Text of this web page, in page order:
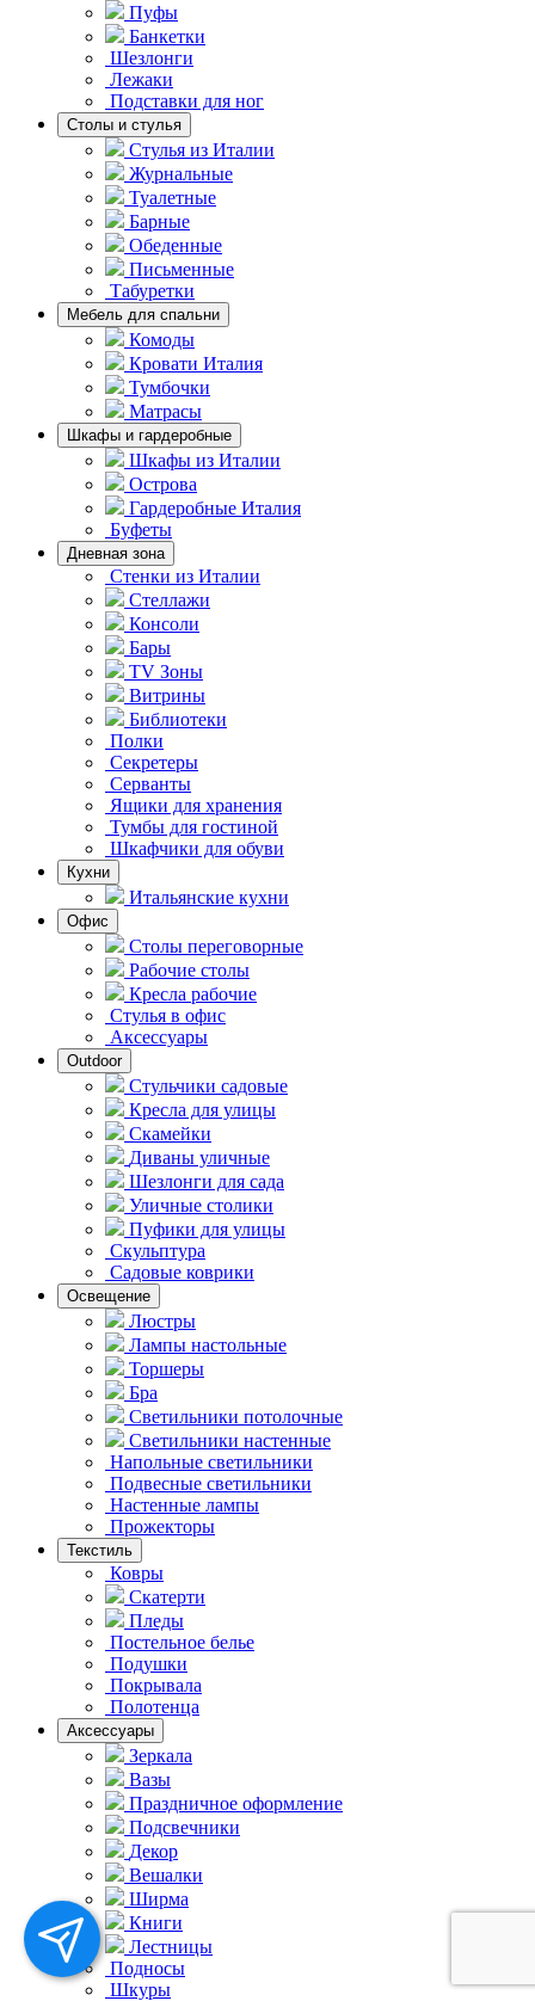
Пуфы
Банкетки
Шезлонги
Лежаки
Подставки для ног
Столы и стулья
Стулья из Италии
Журнальные
Туалетные
Барные
Обеденные
Письменные
Табуретки
Мебель для спальни
Комоды
Кровати Италия
Тумбочки
Матрасы
Шкафы и гардеробные
Шкафы из Италии
Острова
Гардеробные Италия
Буфеты
Дневная зона
Стенки из Италии
Стеллажи
Консоли
Бары
TV Зоны
Витрины
Библиотеки
Полки
Секретеры
Серванты
Ящики для хранения
Тумбы для гостиной
Шкафчики для обуви
Кухни
Итальянские кухни
Офис
Столы переговорные
Рабочие столы
Кресла рабочие
Стулья в офис
Аксессуары
Outdoor
Стульчики садовые
Кресла для улицы
Скамейки
Диваны уличные
Шезлонги для сада
Уличные столики
Пуфики для улицы
Скульптура
Садовые коврики
Освещение
Люстры
Лампы настольные
Торшеры
Бра
Светильники потолочные
Светильники настенные
Напольные светильники
Подвесные светильники
Hастенные лампы
Прожекторы
Текстиль
Ковры
Скатерти
Пледы
Постельное белье
Подушки
Покрывала
Полотенца
Аксессуары
Зеркала
Вазы
Праздничное оформление
Подсвечники
Декор
Вешалки
Ширма
Книги
Лестницы
Подносы
Шкуры